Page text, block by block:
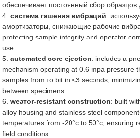
обеспечивает постоянный сбор образцов
4. система гашения вибраций:
амортизаторы, снижающие рабочие
protecting sample integrity and operator
use.
5. automated core ejection: includes a
mechanism operating at 0.6 mpa pressure
samples from то bit in <3 seconds,
between specimens.
6. weaтоr-resistant construction: built
alloy housing and stainless steel
temperatures from -20°c to 50°c, ensuring
field conditions.